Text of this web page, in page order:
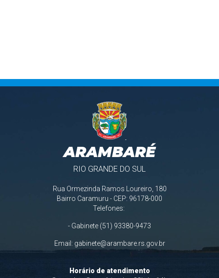
ARAMBARÉ
RIO GRANDE DO SUL
Rua Ormezinda Ramos Loureiro, 180
Bairro Caramuru - CEP: 96178-000
Telefones:
- Gabinete (51) 93380-9473
Email: gabinete@arambare.rs.gov.br
Horário de atendimento